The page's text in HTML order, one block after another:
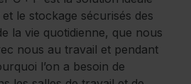
le stockage sécurisés des
la vie quotidienne, que nous
nous au travail et pendant
l’on a besoin de